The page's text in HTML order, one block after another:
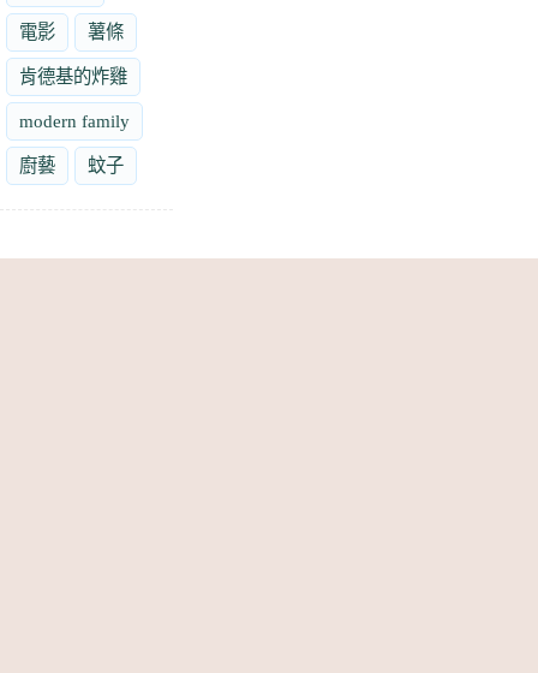
電影 薯條
肯德基的炸雞
modern family
廚藝 蚊子